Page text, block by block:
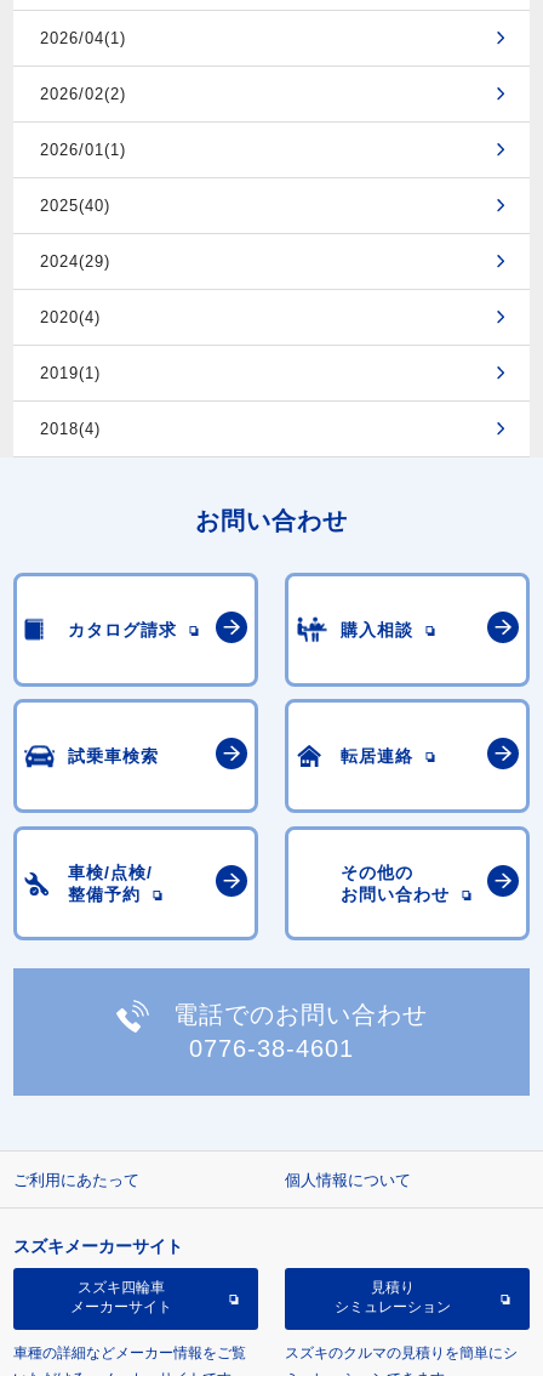
2026/04(1)
2026/02(2)
2026/01(1)
2025(40)
2024(29)
2020(4)
2019(1)
2018(4)
お問い合わせ
カタログ請求 購入相談
試乗車検索 転居連絡
車検/点検/
整備予約
その他の
お問い合わせ
電話でのお問い合わせ
0776-38-4601
ご利用にあたって 個人情報について
スズキメーカーサイト
スズキ四輪車
メーカーサイト
車種の詳細などメーカー情報をご覧
見積り
シミュレーション
スズキのクルマの見積りを簡単にシ